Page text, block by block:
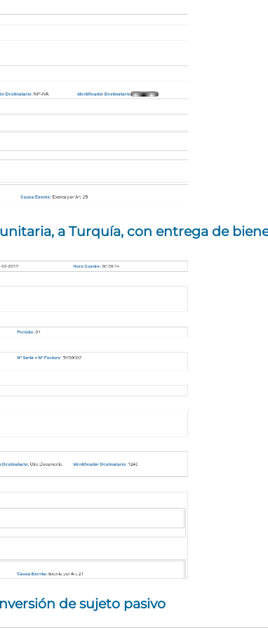
a Turquía, con entrega de
de sujeto pasivo